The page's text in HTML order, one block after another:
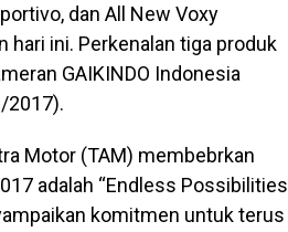
dan All New Voxy
hari ini. Perkenalan tiga produk
GAIKINDO Indonesia
2017).
Motor (TAM) membebrkan
adalah “Endless Possibilities
komitmen untuk terus